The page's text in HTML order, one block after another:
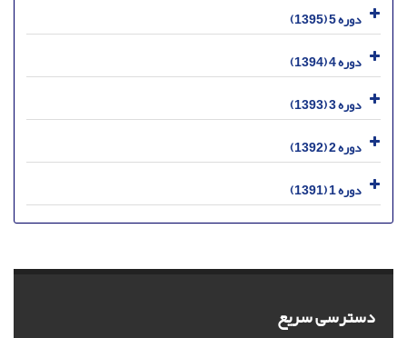
دوره 5 (1395)
دوره 4 (1394)
دوره 3 (1393)
دوره 2 (1392)
دوره 1 (1391)
دسترسی سریع